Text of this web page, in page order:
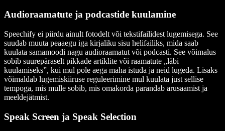
Audioraamatute ja podcastide kuulamine
Speechify ei piirdu ainult fotodelt või tekstifailidest lugemisega. See
suudab muuta peaaegu iga kirjaliku sisu helifailiks, mida saab
kuulata samamoodi nagu audioraamatut või podcasti. See võimalus
sobib suurepäraselt pikkade artiklite või raamatute „läbi
kuulamiseks”, kui mul pole aega maha istuda ja neid lugeda. Lisaks
võimaldab lugemiskiiruse reguleerimine mul kuulata just sellise
tempoga, mis mulle sobib, mis omakorda parandab arusaamist ja
meeldejätmist.
Speak Screen ja Speak Selection